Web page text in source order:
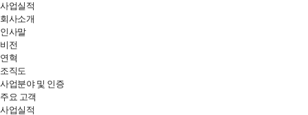
DUEGO
SYSTEM
사업실적
회사소개
인사말
비전
연혁
조직도
사업분야 및 인증
주요 고객
사업실적